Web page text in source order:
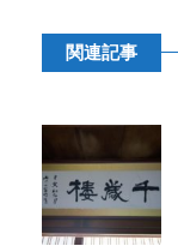
関連記事